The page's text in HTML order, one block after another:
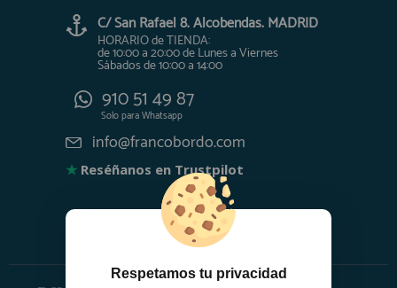
C/ San Rafael 8. Alcobendas. MADRID
HORARIO de TIENDA:
de 10:00 a 20:00 de Lunes a Viernes
Sábados de 10:00 a 14:00
910 51 49 87
Solo paraWhatsapp
info@francobordo.com
★ Reséñanos en Trustpilot
Respetamos tu privacidad